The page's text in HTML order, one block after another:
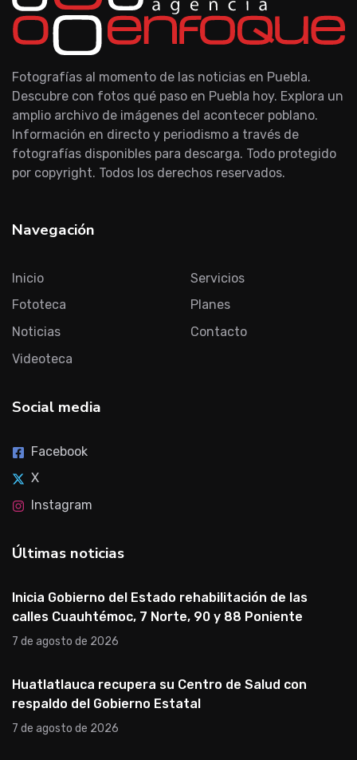
Fotografías al momento de las noticias en Puebla.
Descubre con fotos qué paso en Puebla hoy. Explora un
amplio archivo de imágenes del acontecer poblano.
Información en directo y periodismo a través de
fotografías disponibles para descarga. Todo protegido
por copyright. Todos los derechos reservados.
Navegación
Inicio
Fototeca
Noticias
Videoteca
Servicios
Planes
Contacto
Social media
Facebook
X
Instagram
Últimas noticias
Inicia Gobierno del Estado rehabilitación de las
calles Cuauhtémoc, 7 Norte, 90 y 88 Poniente
7 de agosto de 2026
Huatlatlauca recupera su Centro de Salud con
respaldo del Gobierno Estatal
7 de agosto de 2026